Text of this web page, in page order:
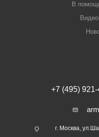
В
+7 (495)
г. Москва,